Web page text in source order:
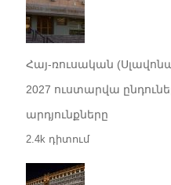
Հայ-ռուսական
2027 ուստարվա
արդյունքները
2.4k դիտում